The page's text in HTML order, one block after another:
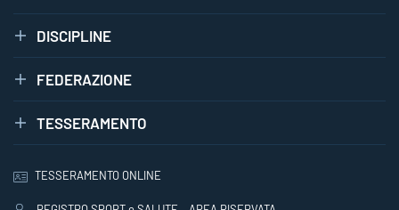
DISCIPLINE
FEDERAZIONE
TESSERAMENTO
TESSERAMENTO ONLINE